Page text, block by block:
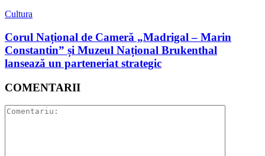
Cultura
Corul Național de Cameră „Madrigal – Marin
Constantin” și Muzeul Național Brukenthal
lansează un parteneriat strategic
COMENTARII